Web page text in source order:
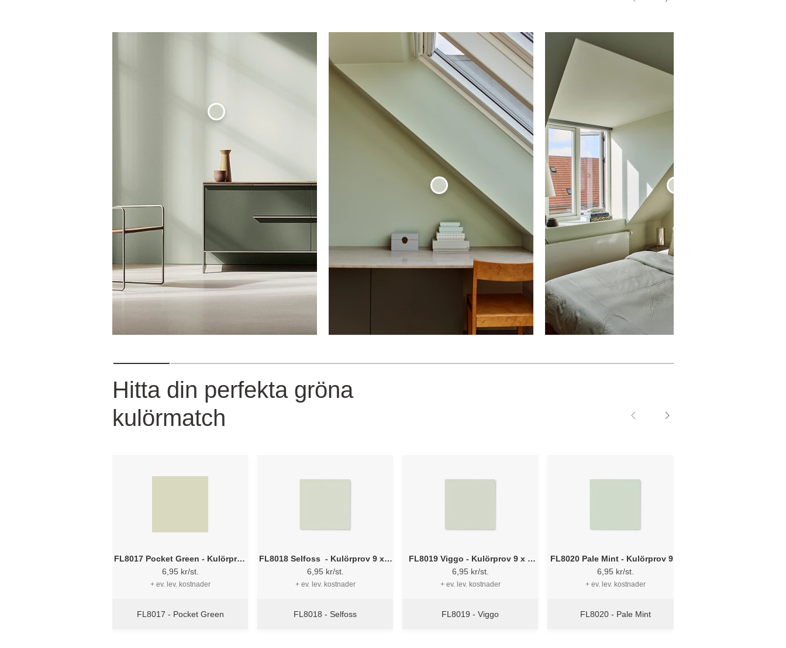
Hitta din perfekta gröna
kulörmatch
FL8017 Pocket Green - Kulörprov
9 x 9 cm
6,95 kr/st.
+ ev. lev. kostnader
FL8017 - Pocket Green
FL8018 Selfoss - Kulörprov 9 x 9
cm
6,95 kr/st.
+ ev. lev. kostnader
FL8018 - Selfoss
FL8019 Viggo - Kulörprov 9 x 9
cm
6,95 kr/st.
+ ev. lev. kostnader
FL8019 - Viggo
FL8020 Pale Mint - Kulörprov 9 x
9 cm
6,95 kr/st.
+ ev. lev. kostnader
FL8020 - Pale Mint